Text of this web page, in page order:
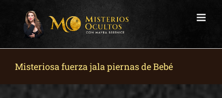
Misteriosa fuerza jala piernas de Bebé